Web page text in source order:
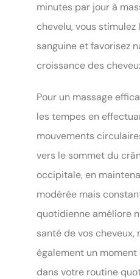
minutes par jour à
chevelu, vous
sanguine et favorisez
croissance des
Pour un massage
les tempes en
mouvements
vers le sommet du
occipitale, en
modérée mais
quotidienne améliore
santé de vos cheveux,
également un
dans votre routine